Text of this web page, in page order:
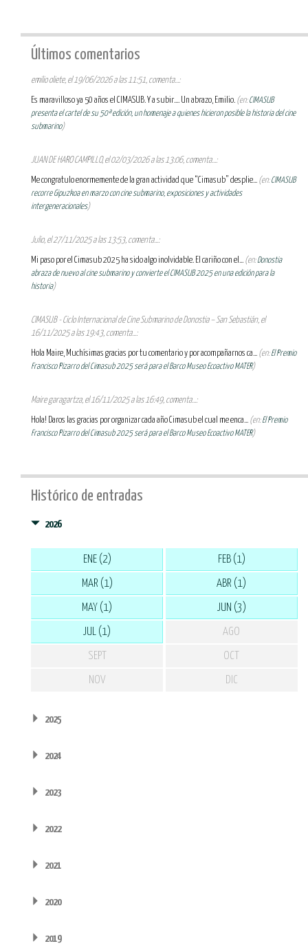
Últimos comentarios
emilio oliete, el 19/06/2026 a las 11:51, comenta...:
Es maravilloso ya 50 años el CIMASUB. Y a subir.... Un abrazo, Emilio. (en:CIMASUB
presenta el cartel de su 50ª edición, un homenaje a quienes hicieron posible la historia del cine
submarino)
JUAN DE HARO CAMPILLO, el 02/03/2026 a las 13:06, comenta...:
Me congratulo enormemente de la gran actividad que “Cimasub” desplie... (en:CIMASUB
recorre Gipuzkoa en marzo con cine submarino, exposiciones y actividades
intergeneracionales)
Julio, el 27/11/2025 a las 13:53, comenta...:
Mi paso por el Cimasub 2025 ha sido algo inolvidable. El cariño con el... (en:Donostia
abraza de nuevo al cine submarino y convierte el CIMASUB 2025 en una edición para la
historia)
CIMASUB - Ciclo Internacional de Cine Submarino de Donostia – San Sebastián, el
16/11/2025 a las 19:43, comenta...:
Hola Maire, Muchísimas gracias por tu comentario y por acompañarnos ca... (en:El Premio
Francisco Pizarro del Cimasub 2025 será para el Barco Museo Ecoactivo MATER)
Maire garagartza, el 16/11/2025 a las 16:49, comenta...:
Hola! Daros las gracias por organizar cada año Cimasub el cual me enca... (en:El Premio
Francisco Pizarro del Cimasub 2025 será para el Barco Museo Ecoactivo MATER)
Histórico de entradas
2026
ENE (2) FEB (1)
MAR (1) ABR (1)
MAY (1) JUN (3)
JUL (1) AGO
SEPT OCT
NOV DIC
2025
2024
2023
2022
2021
2020
2019